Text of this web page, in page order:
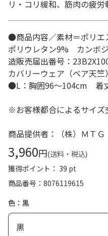
リ・コリ緩和、筋肉の疲労
●商品内容／素材＝ポリエ
ポリウレタン9% カンボ
造販売届出番号：
カバリーウェア（ベア天竺）
●L：胸囲96～104cm 着
※お客様都合によるサイ
商品提供者：（株）ＭＴＧ
3,960円(送料・税込)
獲得ポイント： 39 pt
商品番号
8076119615
色：黒